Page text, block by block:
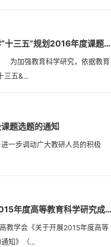
关于组织申报学校教育科学“十三五”规划2016年度课题的通知
三五&...
题选题的通知
关于江苏省高等教育学会2015年度高等教育科学研究成果奖评选活动...
知》（...